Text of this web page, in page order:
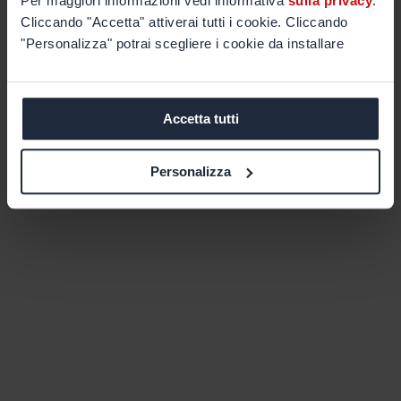
Cliccando "Accetta" attiverai tutti i cookie. Cliccando
"Personalizza" potrai scegliere i cookie da installare
Accetta tutti
Personalizza